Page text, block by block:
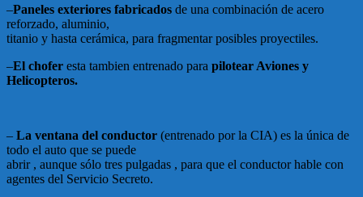
–Paneles exteriores fabricados de una combinación de acero
reforzado, aluminio,
titanio y hasta cerámica, para fragmentar posibles proyectiles.
–El chofer esta tambien entrenado para pilotear Aviones y
Helicopteros.
– La ventana del conductor (entrenado por la CIA) es la única de
todo el auto que se puede
abrir , aunque sólo tres pulgadas , para que el conductor hable con
agentes del Servicio Secreto.